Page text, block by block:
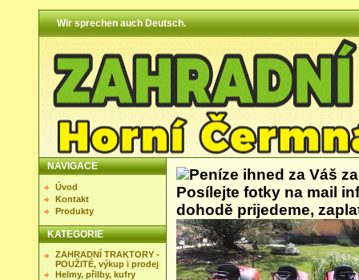
Wir sprechen auch Deutsch.
NAVIGACE
Úvod
Kontakt
Produkty
KATEGORIE
ZAHRADNÍ TRAKTORY -
POUŽITÉ, výkup i prodej
Helmy, přilby, kufry
Peníze ihned za Váš
Posílejte fotky na mail
dohodě prijedeme,